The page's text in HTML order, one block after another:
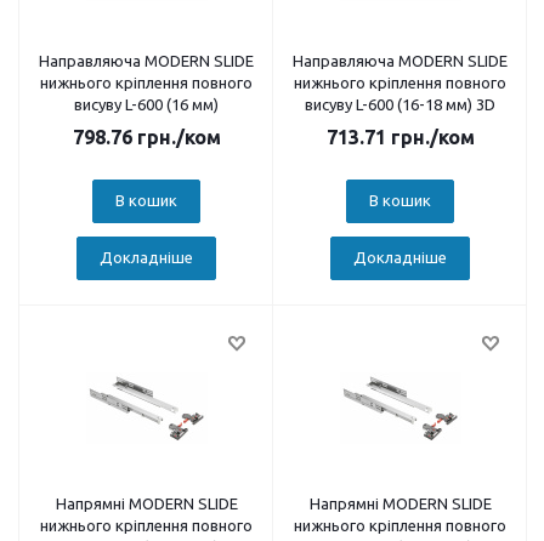
Направляюча MODERN SLIDE
нижнього кріплення повного
висуву L-600 (16 мм)
798.76грн./ком
В кошик
Докладніше
Направляюча MODERN SLIDE
нижнього кріплення повного
висуву L-600 (16-18 мм) 3D
713.71 грн./ком
В кошик
Докладніше
Напрямні MODERN SLIDE
нижнього кріплення повного
Напрямні MODERN SLIDE
нижнього кріплення повного